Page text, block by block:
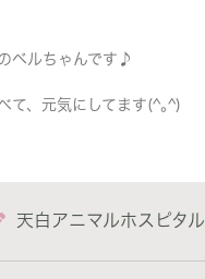
ベルちゃんです♪
て、元気にしてます(^｡^)
天白アニマルホスピタル